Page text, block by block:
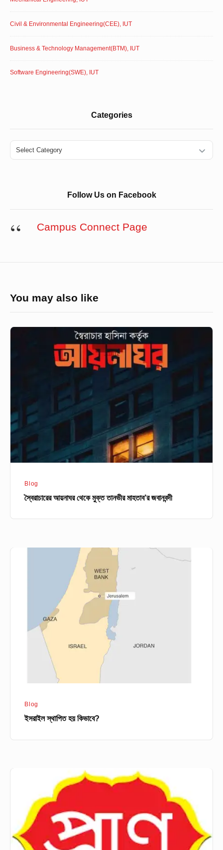
Civil & Environmental Engineering(CEE), IUT
Business & Technology Management(BTM), IUT
Software Engineering(SWE), IUT
Categories
Categories
Follow Us on Facebook
Campus Connect Page
You may also like
স্বৈরাচারের
জবানবন্দী
Blog
স্বৈরাচারের আয়নাঘর থেকে মুক্ত তানভীর মাহতাব’র জবানবন্দী
Blog
ইসরাইল স্থাপিত হয় কিভাবে?
মোষ্ট
সাকসেসফুল